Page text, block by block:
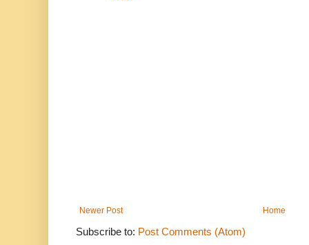
Newer Post Home
Subscribe to: Post Comments (Atom)